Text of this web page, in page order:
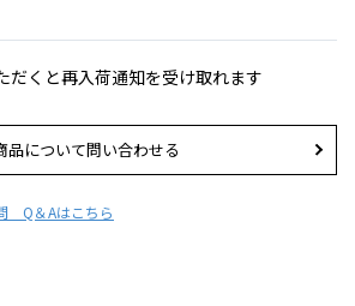
だくと再入荷通知を受け取れます
品について問い合わせる
Q＆Aはこちら